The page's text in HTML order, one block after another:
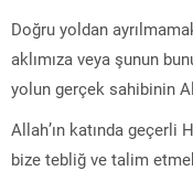
Doğru yoldan
aklımıza veya şunun
yolun gerçek sahibinin
Allah’ın katında geçerli
bize tebliğ ve talim